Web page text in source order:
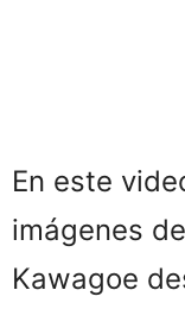
En este
imágenes
Kawagoe